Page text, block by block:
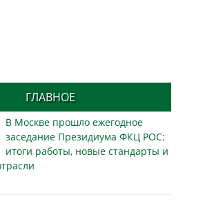
ГЛАВНОЕ
В Москве прошло ежегодное
заседание Президиума ФКЦ РОС:
итоги работы, новые стандарты и